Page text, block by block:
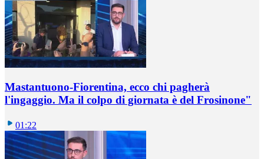
Mastantuono-Fiorentina, ecco chi pagherà
l'ingaggio. Ma il colpo di giornata è del Frosinone"
01:22